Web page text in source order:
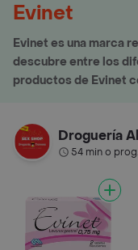
Evinet
Evinet es una marca
descubre entre los
productos de Evinet
Droguería
54 min o prog.